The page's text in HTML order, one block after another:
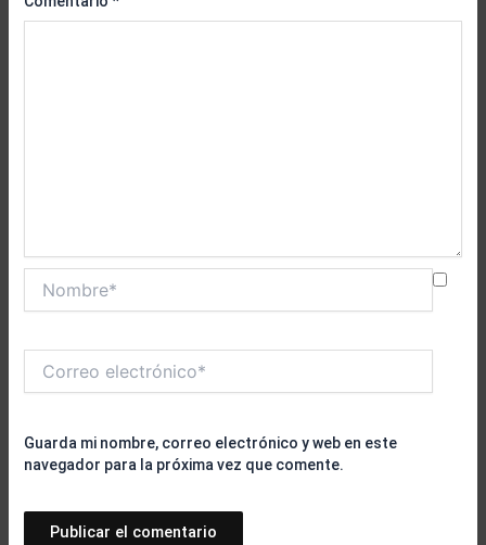
electrónico*
Guarda mi nombre, correo electrónico y web en este
navegador para la próxima vez que comente.